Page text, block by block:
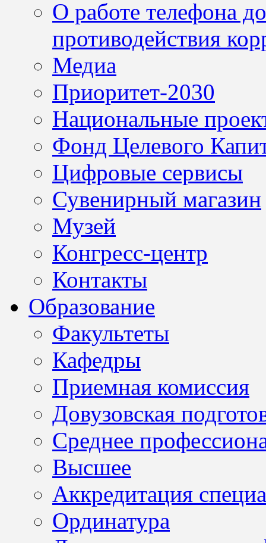
О работе телефона
противодействия
Медиа
Приоритет-2030
Национальные
Фонд Целевого
Цифровые сервисы
Сувенирный магазин
Музей
Конгресс-центр
Контакты
Образование
Факультеты
Кафедры
Приемная комиссия
Довузовская
Среднее
Высшее
Аккредитация
Ординатура